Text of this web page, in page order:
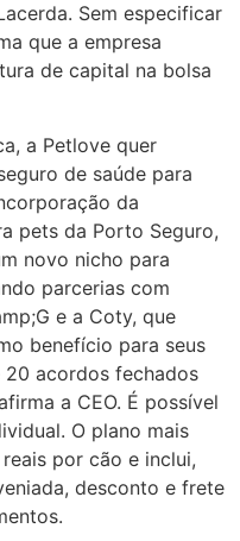
Sem especificar
que a empresa
de capital na bolsa
a Petlove quer
de saúde para
da
pets da Porto Seguro,
novo nicho para
parcerias com
e a Coty, que
benefício para seus
acordos fechados
a CEO. É possível
O plano mais
por cão e inclui,
desconto e frete